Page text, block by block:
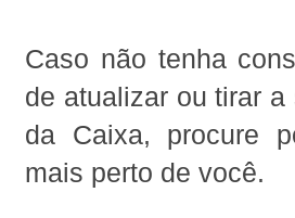
Caso não tenha
de atualizar ou tirar
da Caixa, procure
mais perto de você.